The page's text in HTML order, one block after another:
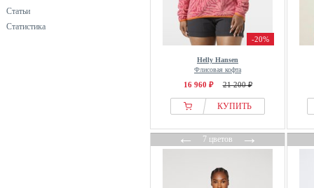
Статьи
Статистика
-20%
Helly Hansen
Флисовая кофта
16 960 ₽ 21 200 ₽
КУПИТЬ
←7 цветов→